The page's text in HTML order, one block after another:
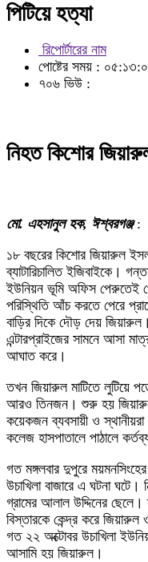
পিটিয়ে হত্যা
রিপোর্টারের নাম
পোষ্টের সময় :
৭০৬ ভিউ :
নিহত কিশোর
মো. এহসানুল হক, ঈশ্বরগঞ্জ :
১৮ বছরের কিশোর জিয়ারুল
ব্যাটারিচালিত ইজিবাইকে।
ইউনিয়ন ভূমি অফিস পেরুতেই
পরিস্থিতি আঁচ করতে পেরে
বাড়ির দিকে দৌড় দেয় জিয়ারুল।
এন্টারপ্রাইজের সামনে আসা
আঘাত করে।
তখন জিয়ারুল মাটিতে লুটিয়ে
আরও তিনজন। শুরু হয়
কয়েকজন ব্যবসায়ী ও
কলেজ হাসপাতালে পাঠালে
গত মঙ্গলবার দুপুরে
উচাখিলা বাজারে এ ঘটনা
গ্রামের আলাল উদ্দিনের
বিস্তারকে কেন্দ্র করে
গত ২২ অক্টোবর উচাখিলা
আসামি হয় জিয়ারুল।